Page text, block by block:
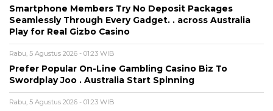
Smartphone Members Try No Deposit Packages
Seamlessly Through Every Gadget. . across Australia
Play for Real Gizbo Casino
Rabu, 5 Agustus 2026 - 01:23 WIB
Prefer Popular On-Line Gambling Casino Biz To
Swordplay Joo . Australia Start Spinning
Rabu, 5 Agustus 2026 - 01:23 WIB